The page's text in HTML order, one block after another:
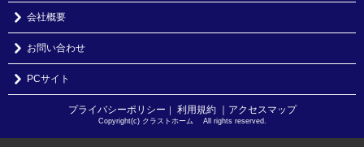
会社概要
お問い合わせ
PCサイト
プライバシーポリシー ｜ 利用規約 ｜アクセスマップ
Copyright(c) クラストホーム All rights reserved.